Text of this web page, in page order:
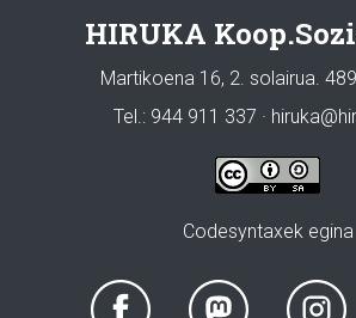
HIRUKA
Martikoena 16, 2. solairua.
Tel.: 944 911 337 ·
Codesyntaxek egina